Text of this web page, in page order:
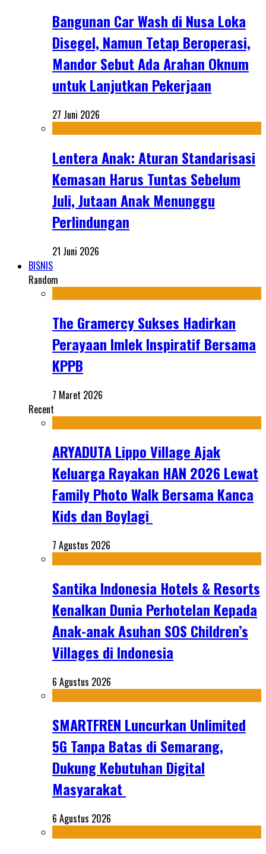
Bangunan Car Wash di Nusa Loka
Disegel, Namun Tetap Beroperasi,
Mandor Sebut Ada Arahan Oknum
untuk Lanjutkan Pekerjaan
27 Juni 2026
Lentera Anak: Aturan Standarisasi
Kemasan Harus Tuntas Sebelum
Juli, Jutaan Anak Menunggu
Perlindungan
21 Juni 2026
BISNIS
Random
The Gramercy Sukses Hadirkan
Perayaan Imlek Inspiratif Bersama
KPPB
7 Maret 2026
Recent
ARYADUTA Lippo Village Ajak
Keluarga Rayakan HAN 2026 Lewat
Family Photo Walk Bersama Kanca
Kids dan Boylagi
7 Agustus 2026
Santika Indonesia Hotels & Resorts
Kenalkan Dunia Perhotelan Kepada
Anak-anak Asuhan SOS Children’s
Villages di Indonesia
6 Agustus 2026
SMARTFREN Luncurkan Unlimited
5G Tanpa Batas di Semarang,
Dukung Kebutuhan Digital
Masyarakat
6 Agustus 2026